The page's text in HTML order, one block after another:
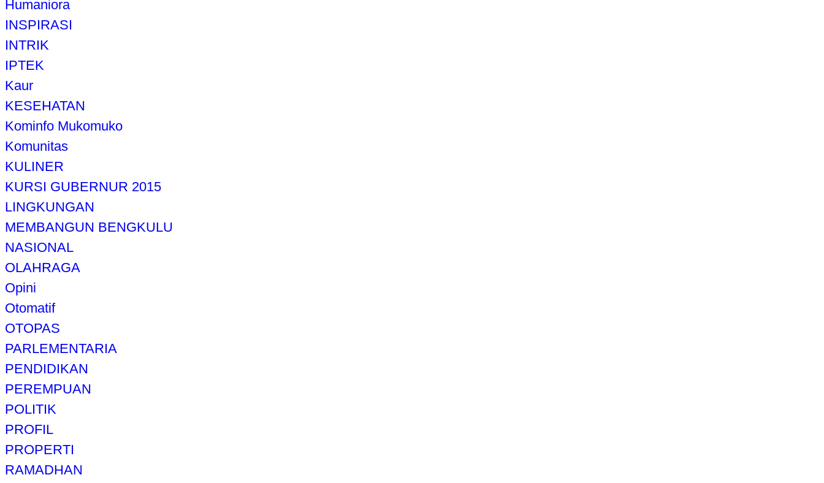
Humaniora
INSPIRASI
INTRIK
IPTEK
Kaur
KESEHATAN
Kominfo Mukomuko
Komunitas
KULINER
KURSI GUBERNUR 2015
LINGKUNGAN
MEMBANGUN BENGKULU
NASIONAL
OLAHRAGA
Opini
Otomatif
OTOPAS
PARLEMENTARIA
PENDIDIKAN
PEREMPUAN
POLITIK
PROFIL
PROPERTI
RAMADHAN